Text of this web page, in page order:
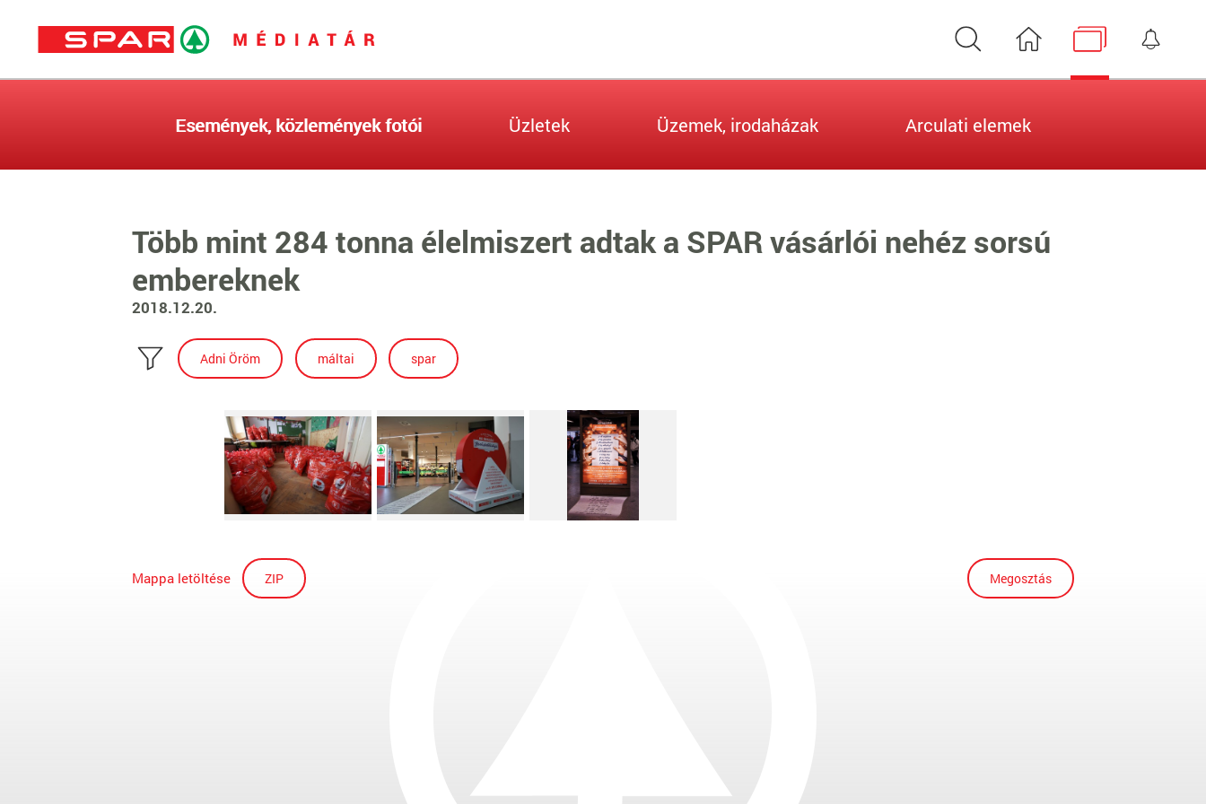
Események, közlemények fotói Üzletek Üzemek, irodaházak Arculati elemek
Több mint 284 tonna élelmiszert adtak a SPAR vásárlói nehéz sorsú
embereknek
2018.12.20.
Adni Öröm máltai spar
Mappa letöltése ZIP Megosztás